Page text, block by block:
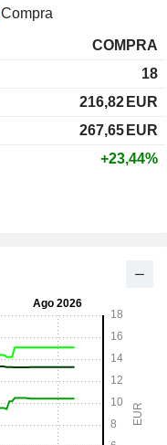
Compra
COMPRA
18
216,82 EUR
267,65 EUR
+23,44%